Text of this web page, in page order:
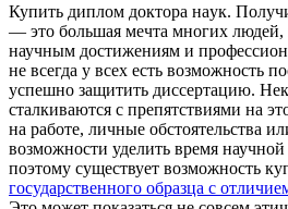
Купить диплoм дoктoрa нaук.
— это большая мечта многих людей,
научным достижениям и
не всегда у всех есть возможность
успешно защитить диссертацию.
сталкиваются с препятствиями на
на работе, личные обстоятельства
возможности уделить время
поэтому существует возможность
государственного образца с